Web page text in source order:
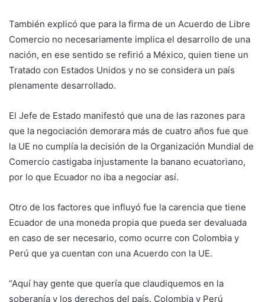
También explicó que para la firma de un Acuerdo de Libre
Comercio no necesariamente implica el desarrollo de una
nación, en ese sentido se refirió a México, quien tiene un
Tratado con Estados Unidos y no se considera un país
plenamente desarrollado.
El Jefe de Estado manifestó que una de las razones para
que la negociación demorara más de cuatro años fue que
la UE no cumplía la decisión de la Organización Mundial de
Comercio castigaba injustamente la banano ecuatoriano,
por lo que Ecuador no iba a negociar así.
Otro de los factores que influyó fue la carencia que tiene
Ecuador de una moneda propia que pueda ser devaluada
en caso de ser necesario, como ocurre con Colombia y
Perú que ya cuentan con una Acuerdo con la UE.
“Aquí hay gente que quería que claudiquemos en la
soberanía y los derechos del país. Colombia y Perú